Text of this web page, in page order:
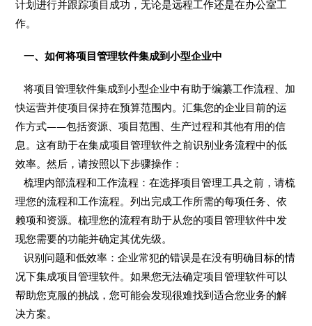
计划进行并跟踪项目成功，无论是远程工作还是在办公室工
作。
一、如何将项目管理软件集成到小型企业中
将项目管理软件集成到小型企业中有助于编纂工作流程、加
快运营并使项目保持在预算范围内。汇集您的企业目前的运
作方式——包括资源、项目范围、生产过程和其他有用的信
息。这有助于在集成项目管理软件之前识别业务流程中的低
效率。然后，请按照以下步骤操作：
梳理内部流程和工作流程：在选择项目管理工具之前，请梳
理您的流程和工作流程。列出完成工作所需的每项任务、依
赖项和资源。梳理您的流程有助于从您的项目管理软件中发
现您需要的功能并确定其优先级。
识别问题和低效率：企业常犯的错误是在没有明确目标的情
况下集成项目管理软件。如果您无法确定项目管理软件可以
帮助您克服的挑战，您可能会发现很难找到适合您业务的解
决方案。